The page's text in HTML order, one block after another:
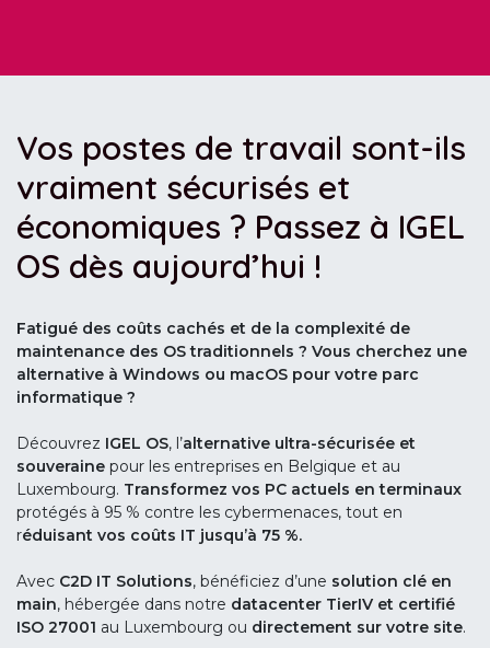
Vos postes de travail sont-ils
vraiment sécurisés et
économiques ? Passez à IGEL
OS dès aujourd’hui !
Fatigué des coûts cachés et de la complexité de
maintenance des OS traditionnels ? Vous cherchez une
alternative à Windows ou macOS pour votre parc
informatique ?
Découvrez IGEL OS, l’alternative ultra-sécurisée et
souveraine pour les entreprises en Belgique et au
Luxembourg. Transformez vos PC actuels en terminaux
protégés à 95 % contre les cybermenaces, tout en
réduisant vos coûts IT jusqu’à 75 %.
Avec C2D IT Solutions, bénéficiez d’une solution clé en
main, hébergée dans notre datacenter TierIV et certifié
ISO 27001 au Luxembourg ou directement sur votre site.